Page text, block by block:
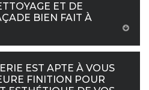
ET DE
BIEN FAIT À
EST APTE À VOUS
FINITION POUR